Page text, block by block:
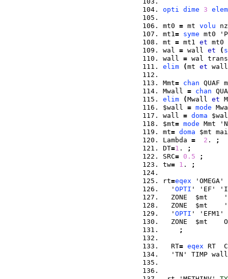
opti dime 3 elem
mt0 = mt volu
mt1= syme mt0
mt = mt1 et mt0
wal = wall et (
wall = wal
elim
(mt et wall
Mmt= chan QUAF
Mwall = chan
elim
(Mwall et
$wall = mode
wall = doma
$mt= mode Mmt
mt= doma $mt
Lambda = 2 .
;
DT=1 .
;
SRC= 0.5
;
tw= 1 . ;
rt=eqex 'OMEGA'
  '
OPTI ' 'EF'
ZONE  $mt
ZONE  $mt
  '
OPTI ' 'EFM1'
ZONE  $mt
;
  RT
= eqex RT
'TN' TIMP